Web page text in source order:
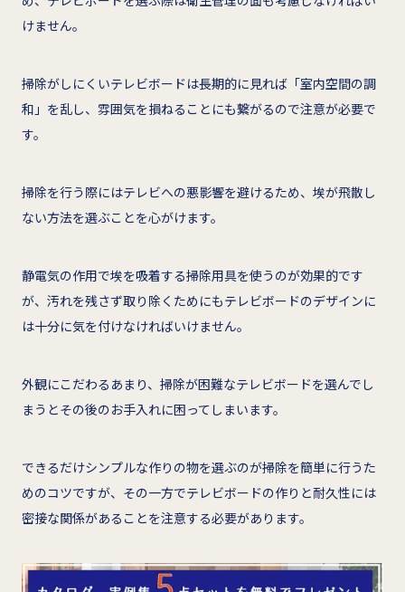
けません。
掃除がしにくいテレビボードは長期的に見れば「室内空間の調
和」を乱し、雰囲気を損ねることにも繋がるので注意が必要で
す。
掃除を行う際にはテレビへの悪影響を避けるため、埃が飛散し
ない方法を選ぶことを心がけます。
静電気の作用で埃を吸着する掃除用具を使うのが効果的です
が、汚れを残さず取り除くためにもテレビボードのデザインに
は十分に気を付けなければいけません。
外観にこだわるあまり、掃除が困難なテレビボードを選んでし
まうとその後のお手入れに困ってしまいます。
できるだけシンプルな作りの物を選ぶのが掃除を簡単に行うた
めのコツですが、その一方でテレビボードの作りと耐久性には
密接な関係があることを注意する必要があります。